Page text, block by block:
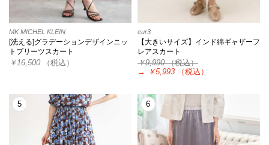
MK MICHEL KLEIN
[洗える]グラデーションデザインニッ
トプリーツスカート
￥16,500 （税込）
eur3
【大きいサイズ】インド綿ギャザーフ
レアスカート
￥9,990（税込）
→
￥5,993 （税込）
5 6